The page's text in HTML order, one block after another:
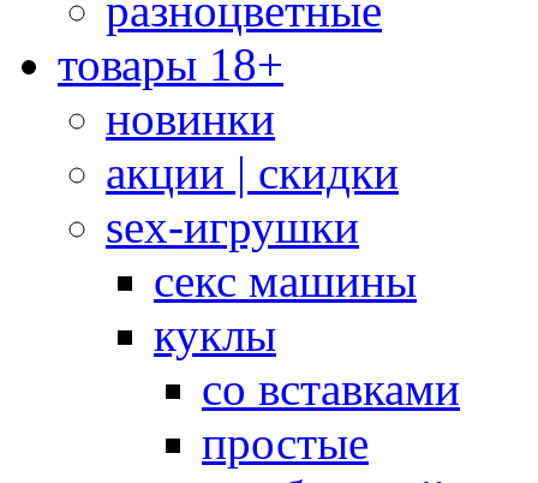
товары 18+
новинки
акции | скидки
sex-игрушки
секс машины
куклы
со вставками
простые